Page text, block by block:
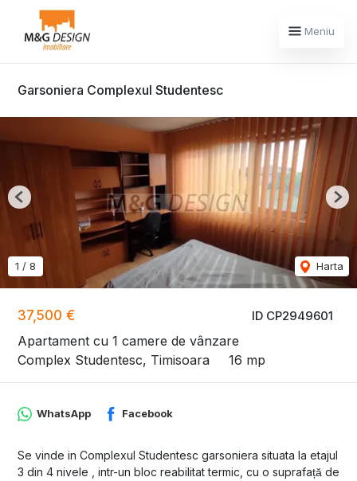
Meniu
Garsoniera Complexul Studentesc
ID CP2949601
37,500 €
Apartament cu 1 camere de vânzare
Complex Studentesc, Timisoara
16 mp
1 / 8 Harta
Previous
WhatsApp Facebook
Se vinde in Complexul Studentesc garsoniera situata la etajul
3 din 4 nivele , intr-un bloc reabilitat termic, cu o suprafață de